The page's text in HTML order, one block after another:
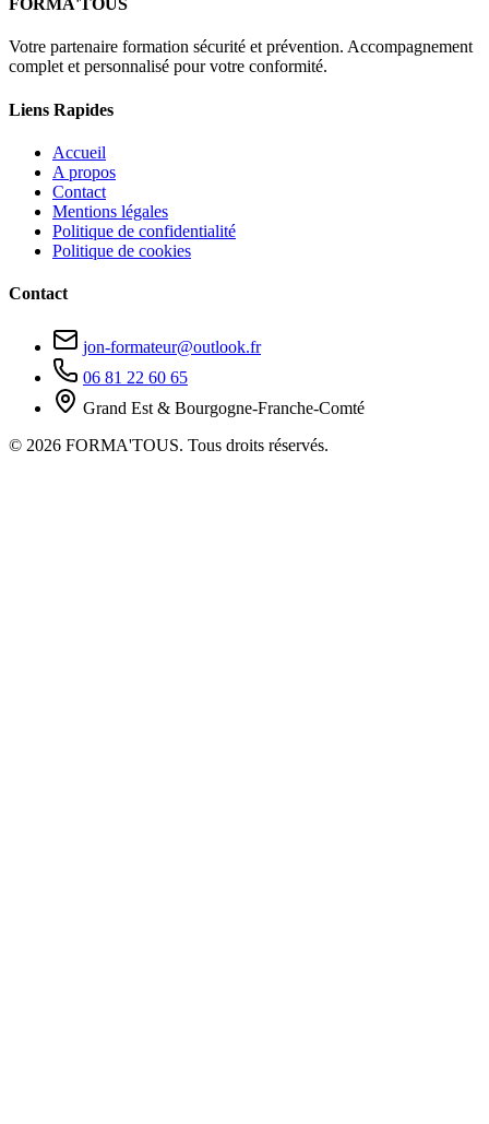
FORMA'TOUS
Votre partenaire formation sécurité et prévention. Accompagnement
complet et personnalisé pour votre conformité.
Liens Rapides
Accueil
A propos
Contact
Mentions légales
Politique de confidentialité
Politique de cookies
Contact
jon-formateur@outlook.fr
06 81 22 60 65
Grand Est & Bourgogne-Franche-Comté
© 2026 FORMA'TOUS. Tous droits réservés.